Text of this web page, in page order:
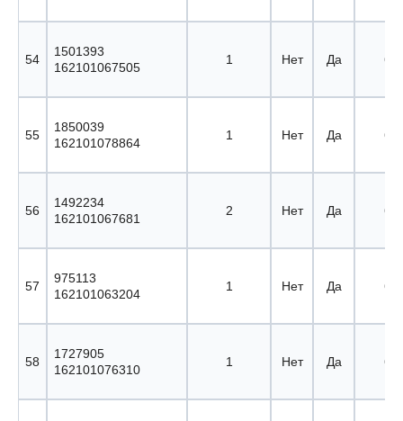
54
1501393
162101067505
1 Нет Да 62
55
1850039
162101078864
1 Нет Да 63
56
1492234
162101067681
2 Нет Да 64
57
975113
162101063204
1 Нет Да 65
58
1727905
162101076310
1 Нет Да 66